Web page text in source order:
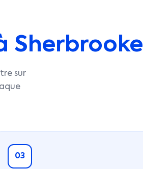
Sherbrooke
sur
03